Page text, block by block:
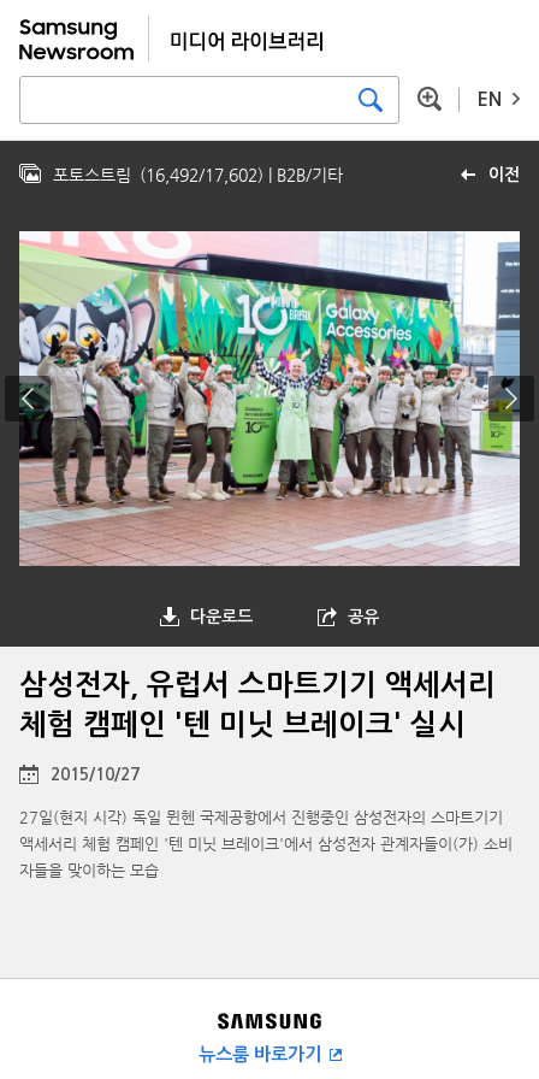
EN
이전
포토스트림 (16,492/17,602) | B2B/기타
다운로드 공유
삼성전자, 유럽서 스마트기기 액세서리
체험 캠페인 '텐 미닛 브레이크' 실시
2015/10/27
27일(현지 시각) 독일 뮌헨 국제공항에서 진행중인 삼성전자의 스마트기기
액세서리 체험 캠페인 '텐 미닛 브레이크'에서 삼성전자 관계자들이(가) 소비
자들을 맞이하는 모습
뉴스룸 바로가기